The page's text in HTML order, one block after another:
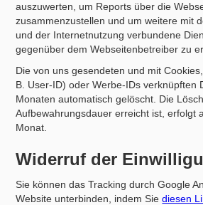
auszuwerten, um Reports über die
zusammenzustellen und um weitere mit
und der Internetnutzung verbundene
gegenüber dem Webseitenbetreiber zu
Die von uns gesendeten und mit
B. User-ID) oder Werbe-IDs verknüpften
Monaten automatisch gelöscht. Die
Aufbewahrungsdauer erreicht ist, erfolgt
Monat.
Widerruf der
Sie können das Tracking durch Google
Website unterbinden, indem Siediesen